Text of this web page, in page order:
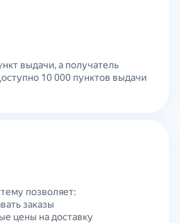
выдачи, а получатель
10 000 пунктов выдачи
позволяет:
заказы
цены на доставку